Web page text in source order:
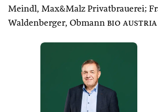
Meindl, Max&Malz Privatbrauerei;
Waldenberger, Obmann bio austria